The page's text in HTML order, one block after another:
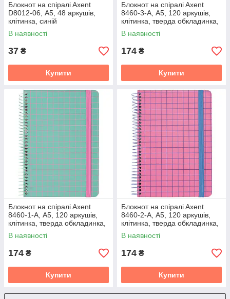
Блокнот на спiралi Axent
D8012-06, А5, 48 аркушів,
клітинка, синій
В наявності
37 ₴
Купити
Блокнот на спiралi Axent
8460-3-A, А5, 120 аркушів,
клітинка, тверда обкладинка,
бузковий
В наявності
174 ₴
Купити
Блокнот на спiралi Axent
8460-1-A, А5, 120 аркушів,
клітинка, тверда обкладинка,
м'ятний
В наявності
174 ₴
Купити
Блокнот на спiралi Axent
8460-2-A, А5, 120 аркушів,
клітинка, тверда обкладинка,
рожевий
В наявності
174 ₴
Купити